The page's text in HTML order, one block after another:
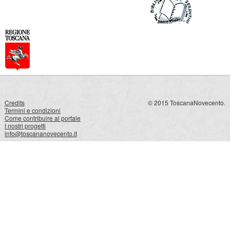
Credits
Termini e condizioni
Come contribuire al portale
I nostri progetti
info@toscananovecento.it
© 2015 ToscanaNovecento.